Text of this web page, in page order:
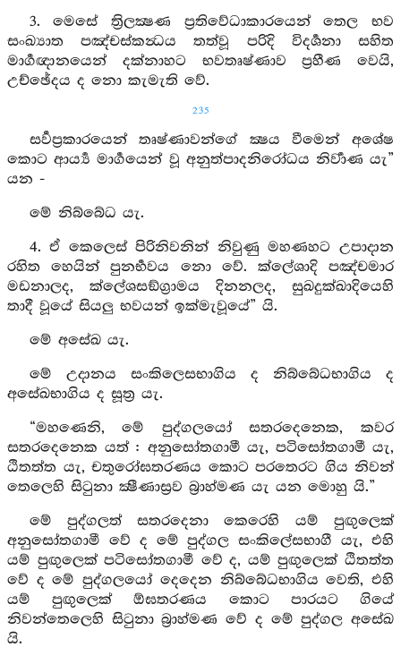
3. මෙසේ ත්‍රිලක්‍ෂණ ප්‍රතිවේධාකාරයෙන් තෙල භව
සංඛ්‍යාත පඤ්චස්කන්‍ධය තත්වූ පරිදි විදර්‍ශනා සහිත
මාර්‍ගඥානයෙන් දක්නාහට භවතෘෂ්ණාව ප්‍රහීණ වෙයි,
උච්ඡේදය ද නො කැමැති වේ.
235
සර්‍වප්‍රකාරයෙන් තෘෂ්ණාවන්ගේ ක්‍ෂය වීමෙන් අශේෂ
කොට ආර්‍ය්‍ය මාර්‍ගයෙන් වූ අනුත්පාදනිරෝධය නිර්‍වාණ යැ”
යන -
මේ නිබ්බේධ යැ.
4. ඒ කෙලෙස් පිරිනිවනින් නිවුණු මහණහට උපාදාන
රහිත හෙයින් පුනර්‍භවය නො වේ. ක්ලේශාදි පඤ්චමාර
මඩනාලද, ක්ලේශසඞ්ග්‍රාමය දිනනලද, සුඛදුක්ඛාදියෙහි
තාදී වූයේ සියලු භවයන් ඉක්මැවූයේ” යි.
මේ අසේඛ යැ.
මේ උදානය සංකිලෙසභාගිය ද නිබ්බේධභාගිය ද
අසේඛභාගිය ද සූත්‍ර යැ.
“මහණෙනි, මේ පුද්ගලයෝ සතරදෙනෙක, කවර
සතරදෙනෙක යත් : අනුසෝතගාමී යැ, පටිසෝතගාමී යැ,
ඨිතත්ත යැ, චතුරෝඝතරණය කොට පරතෙරට ගිය නිවන්
තෙලෙහි සිටුනා ක්‍ෂීණාස්‍රව බ්‍රාහ්මණ යැ යන මොහු යි.”
මේ පුද්ගලත් සතරදෙනා කෙරෙහි යම් පුඟුලෙක්
අනුසෝතගාමී වේ ද මේ පුද්ගල සංකිලේසභාගී යැ, එහි
යම් පුඟුලෙක් පටිසෝතගාමී වේ ද, යම් පුඟුලෙක් ඨිතත්ත
වේ ද මේ පුද්ගලයෝ දෙදෙන නිබ්බේධභාගිය වෙති, එහි
යම් පුඟුලෙක් ඕඝතරණය කොට පාරයට ගියේ
නිවන්තෙලෙහි සිටුනා බ්‍රාහ්මණ වේ ද මේ පුද්ගල අසේඛ
යි.